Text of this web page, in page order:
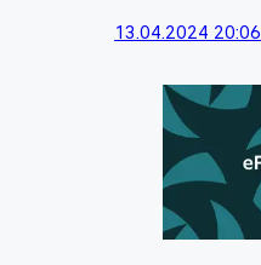
13.04.2024 20:06